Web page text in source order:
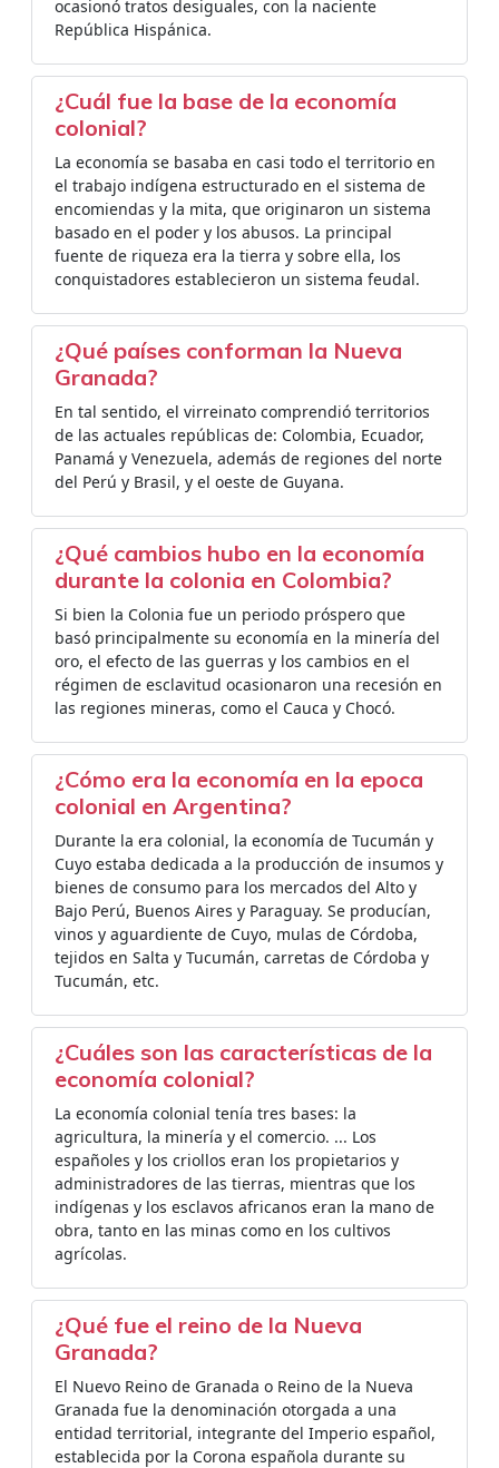
ocasionó tratos desiguales, con la naciente
República Hispánica.
¿Cuál fue la base de la economía
colonial?
La economía se basaba en casi todo el territorio en
el trabajo indígena estructurado en el sistema de
encomiendas y la mita, que originaron un sistema
basado en el poder y los abusos. La principal
fuente de riqueza era la tierra y sobre ella, los
conquistadores establecieron un sistema feudal.
¿Qué países conforman la Nueva
Granada?
En tal sentido, el virreinato comprendió territorios
de las actuales repúblicas de: Colombia, Ecuador,
Panamá y Venezuela, además de regiones del norte
del Perú y Brasil, y el oeste de Guyana.
¿Qué cambios hubo en la economía
durante la colonia en Colombia?
Si bien la Colonia fue un periodo próspero que
basó principalmente su economía en la minería del
oro, el efecto de las guerras y los cambios en el
régimen de esclavitud ocasionaron una recesión en
las regiones mineras, como el Cauca y Chocó.
¿Cómo era la economía en la epoca
colonial en Argentina?
Durante la era colonial, la economía de Tucumán y
Cuyo estaba dedicada a la producción de insumos y
bienes de consumo para los mercados del Alto y
Bajo Perú, Buenos Aires y Paraguay. Se producían,
vinos y aguardiente de Cuyo, mulas de Córdoba,
tejidos en Salta y Tucumán, carretas de Córdoba y
Tucumán, etc.
¿Cuáles son las características de la
economía colonial?
La economía colonial tenía tres bases: la
agricultura, la minería y el comercio. ... Los
españoles y los criollos eran los propietarios y
administradores de las tierras, mientras que los
indígenas y los esclavos africanos eran la mano de
obra, tanto en las minas como en los cultivos
agrícolas.
¿Qué fue el reino de la Nueva
Granada?
El Nuevo Reino de Granada o Reino de la Nueva
Granada fue la denominación otorgada a una
entidad territorial, integrante del Imperio español,
establecida por la Corona española durante su